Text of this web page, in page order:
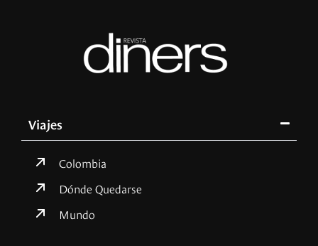
Viajes
Colombia
Dónde Quedarse
Mundo